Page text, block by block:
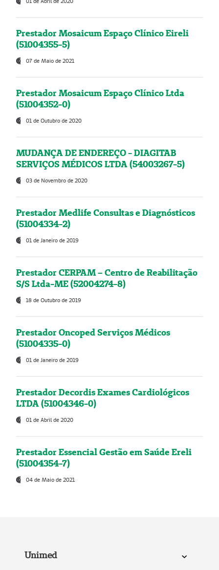
Prestador Mosaicum Espaço Clínico Eireli
(51004355-5)
07 de Maio de 2021
Prestador Mosaicum Espaço Clínico Ltda
(51004352-0)
01 de Outubro de 2020
MUDANÇA DE ENDEREÇO - DIAGITAB
SERVIÇOS MÉDICOS LTDA (54003267-5)
03 de Novembro de 2020
Prestador Medlife Consultas e Diagnósticos
(51004334-2)
01 de Janeiro de 2019
Prestador CERPAM – Centro de Reabilitação
S/S Ltda-ME (52004274-8)
18 de Outubro de 2019
Prestador Oncoped Serviços Médicos
(51004335-0)
01 de Janeiro de 2019
Prestador Decordis Exames Cardiológicos
LTDA (51004346-0)
01 de Abril de 2020
Prestador Essencial Gestão em Saúde Ereli
(51004354-7)
04 de Maio de 2021
Unimed